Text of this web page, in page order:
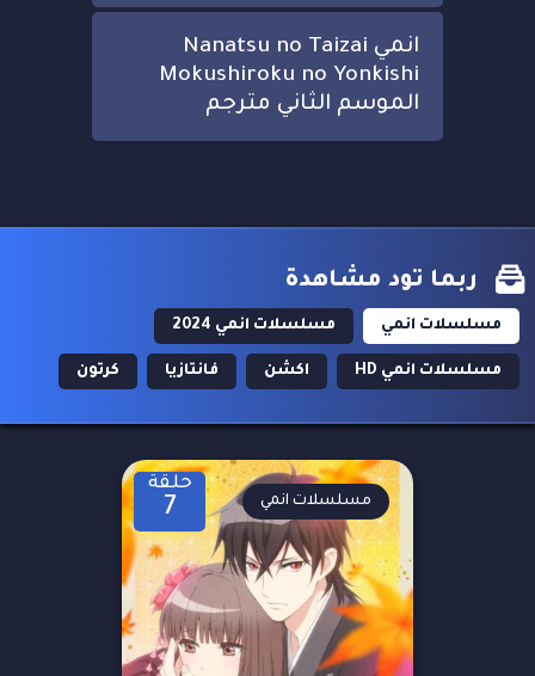
انمي Nanatsu no Taizai
Mokushiroku no Yonkishi
الموسم الثاني مترجم
ربما تود مشاهدة
مسلسلات انمي مسلسلات انمي 2024
مسلسلات انمي HD اكشن فانتازيا كرتون
حلقة
7 مسلسلات انمي